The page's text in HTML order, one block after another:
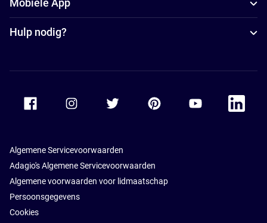
Mobiele App
Hulp nodig?
Accor Facebook Accor TwitterAccor PinterestAccor Youtube
Accor
Algemene Servicevoorwaarden
Adagio's Algemene Servicevoorwaarden
Algemene voorwaarden voor lidmaatschap
Persoonsgegevens
Cookies